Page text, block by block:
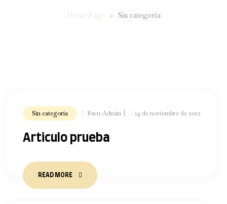
Home Page Sin categoría
Sin categoría Esvu-Admin 14 de noviembre de 2022
Articulo prueba
READ MORE